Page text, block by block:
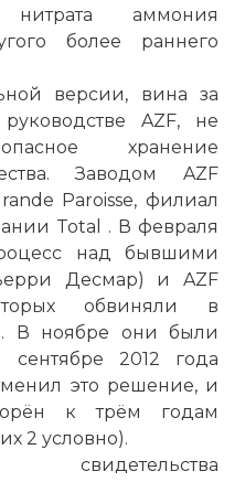
аммония
более раннего
версии, вина за
AZF, не
хранение
Заводом AZF
Paroisse, филиал
Total . В февраля
над бывшими
Десмар) и AZF
обвиняли в
В ноябре они были
2012 года
это решение, и
к трём годам
2 условно).
свидетельства